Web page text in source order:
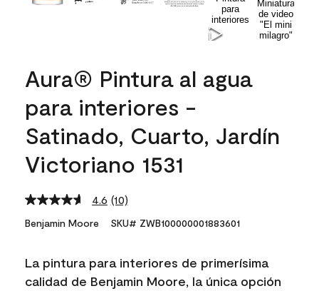
Aura® Pintura al agua
para interiores -
Satinado, Cuarto, Jardín
Victoriano 1531
4.6 Read
10
Reviews.
link.
(10)
Benjamin Moore SKU# ZWB100000001883601
La pintura para interiores de primerísima
calidad de Benjamin Moore, la única opción